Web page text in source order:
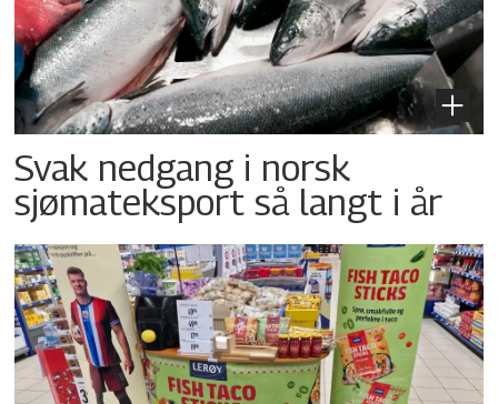
Svak nedgang i norsk
sjømateksport så langt i år